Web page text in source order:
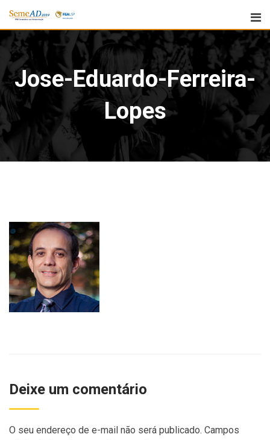
Jose-Eduardo-Ferreira-
Lopes
Deixe um comentário
O seu endereço de e-mail não será publicado. Campos